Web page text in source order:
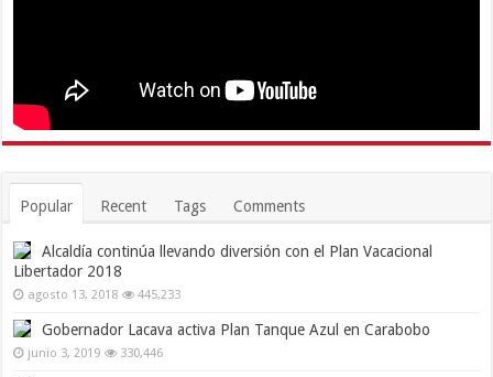
Popular Recent Tags Comments
Alcaldía continúa llevando diversión con el Plan Vacacional
Libertador 2018
agosto 13, 2018 445,233
Gobernador Lacava activa Plan Tanque Azul en Carabobo
junio 3, 2019 330,446